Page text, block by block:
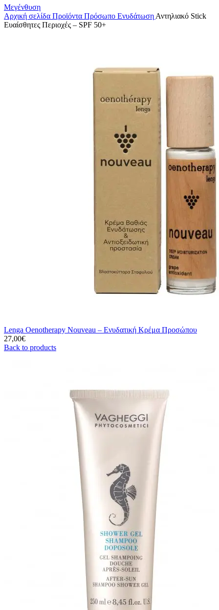
Μεγένθυση
Αρχική σελίδα Προϊόντα Πρόσωπο Ενυδάτωση Αντηλιακό Stick
Ευαίσθητες Περιοχές – SPF 50+
Lenga Oenotherapy Nouveau – Ενυδατική Κρέμα Προσώπου
27,00€
Back to products